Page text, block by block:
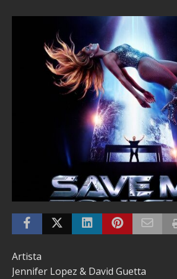
Artista
Jennifer Lopez & David Guetta